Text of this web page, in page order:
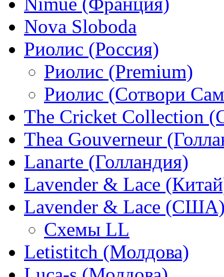
Nova Sloboda
Риолис (Россия)
Риолис (Premium)
Риолис (Сотвори
The Cricket Collection
Thea Gouverneur
Lanarte (Голландия)
Lavender & Lace
Lavender & Lace
Схемы LL
Letistitch (Молдова)